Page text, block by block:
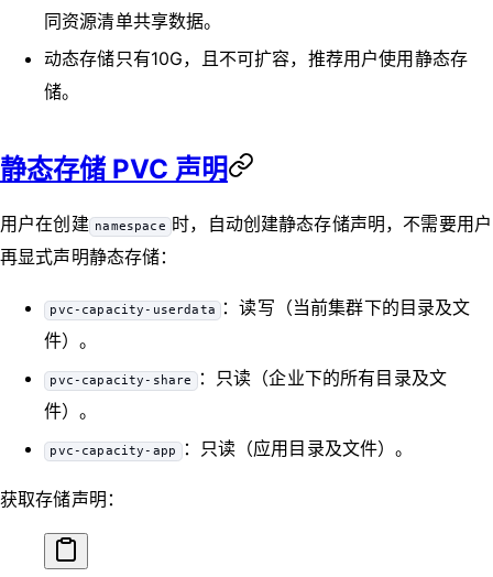
同资源清单共享数据。
动态存储只有10G，且不可扩容，推荐用户使用静态存
储。
静态存储 PVC 声明
用户在创建 namespace 时，自动创建静态存储声明，不需要用户
再显式声明静态存储：
pvc-capacity-userdata
：读写（当前集群下的目录及文
件）。
pvc-capacity-share ：只读（企业下的所有目录及文
件）。
pvc-capacity-app ：只读（应用目录及文件）。
获取存储声明：